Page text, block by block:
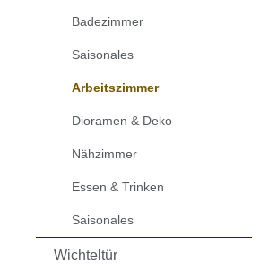
Badezimmer
Saisonales
Arbeitszimmer
Dioramen & Deko
Nähzimmer
Essen & Trinken
Saisonales
Wichteltür